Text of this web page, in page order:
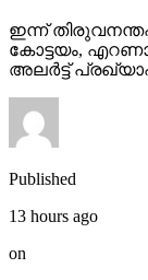
ഇന്ന്
കോട്ടയം,
അലര്‍ട്ട്
Published
13 hours ago
on